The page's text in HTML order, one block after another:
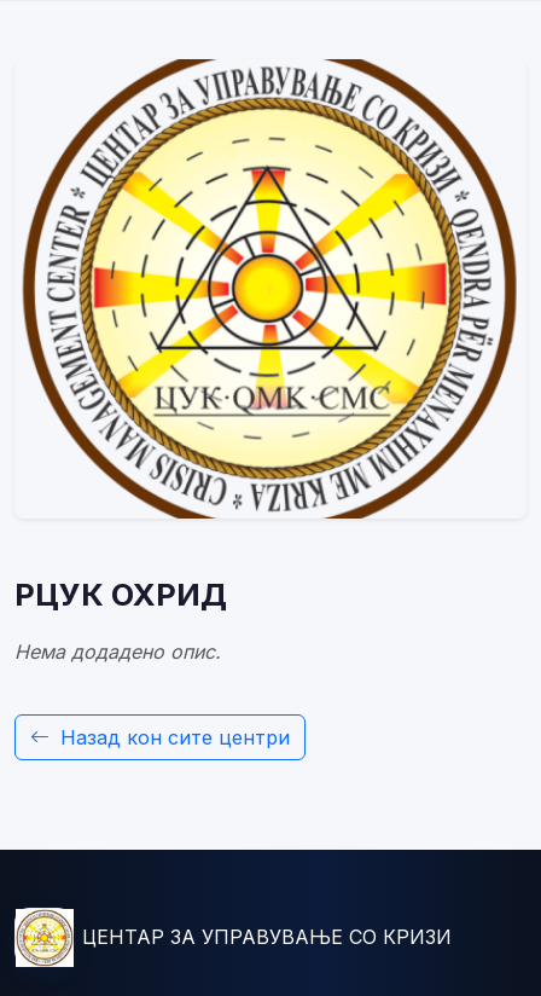
РЦУК ОХРИД
Нема додадено опис.
Назад кон сите центри
ЦЕНТАР ЗА УПРАВУВАЊЕ СО КРИЗИ